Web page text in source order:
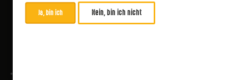
*
Ja, bin ich Nein, bin ich nicht